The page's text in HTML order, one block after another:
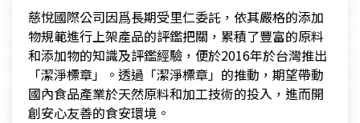
慈悅國際公司因爲長期受里仁委託，依其嚴格的添加
物規範進行上架產品的評鑑把關，累積了豐富的原料
和添加物的知識及評鑑經驗，便於2016年於台灣推出
「潔淨標章」。透過「潔淨標章」的推動，期望帶動
國內食品產業於天然原料和加工技術的投入，進而開
創安心友善的食安環境。